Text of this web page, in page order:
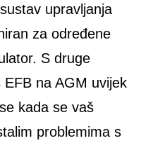
upravljanja
za određene
S druge
na AGM uvijek
kada se vaš
problemima s